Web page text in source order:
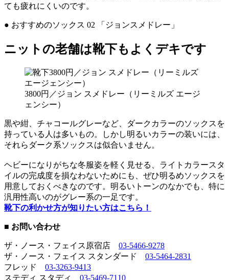
ても疲れにくいのです。
● おすすめのソックス 02 「ジョンスメドレー」
ニットの老舗は靴下もよくデキです
3800円／ジョン スメドレー（リーミルズ エージ
ェンシー）
黒や紺、チャコールグレーなど、ダークカラーのソックスを
持っている人は多いもの。しかし明るいカラーの装いには、
それらダーク系ソックスは似合いません。
ヘビーになりがちな冬服姿を軽く見せる、ライトカラースタ
イルの完成度を損なわないためにも、ぜひ明るめソックスを
用意しておくべきなのです。明るいトーンのなかでも、特に
汎用性高いのがグレー系の一足です。
靴下の利かせ方が知りたい方はこちら！
■ お問い合わせ
ザ・ノース・フェイス原宿店 03-5466-9278
ザ・ノース・フェイス スタンダード 03-5464-2831
フレッド 03-3263-9413
ステディ スタディ 03-5469-7110